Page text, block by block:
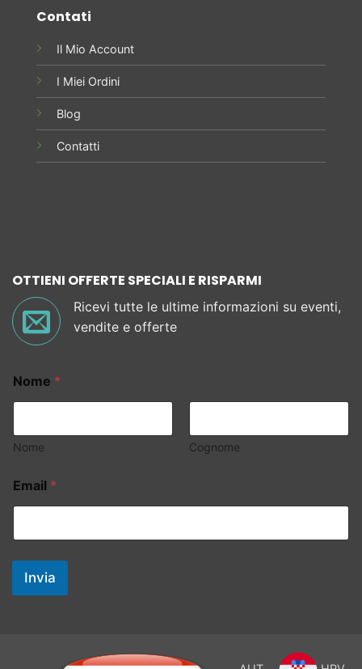
Contati
Il Mio Account
I Miei Ordini
Blog
Contatti
OTTIENI OFFERTE SPECIALI E RISPARMI
Ricevi tutte le ultime informazioni su eventi,
vendite e offerte
Nome *
Nome Cognome
Email *
Invia